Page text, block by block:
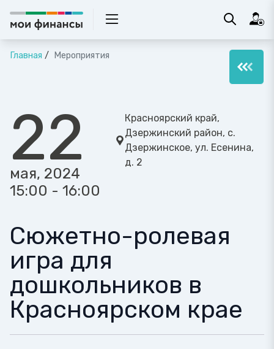
Главная Мероприятия
22
мая, 2024
15:00 - 16:00
Красноярский край,
Дзержинский район, с.
Дзержинское, ул. Есенина,
д. 2
Сюжетно-ролевая
игра для
дошкольников в
Красноярском крае